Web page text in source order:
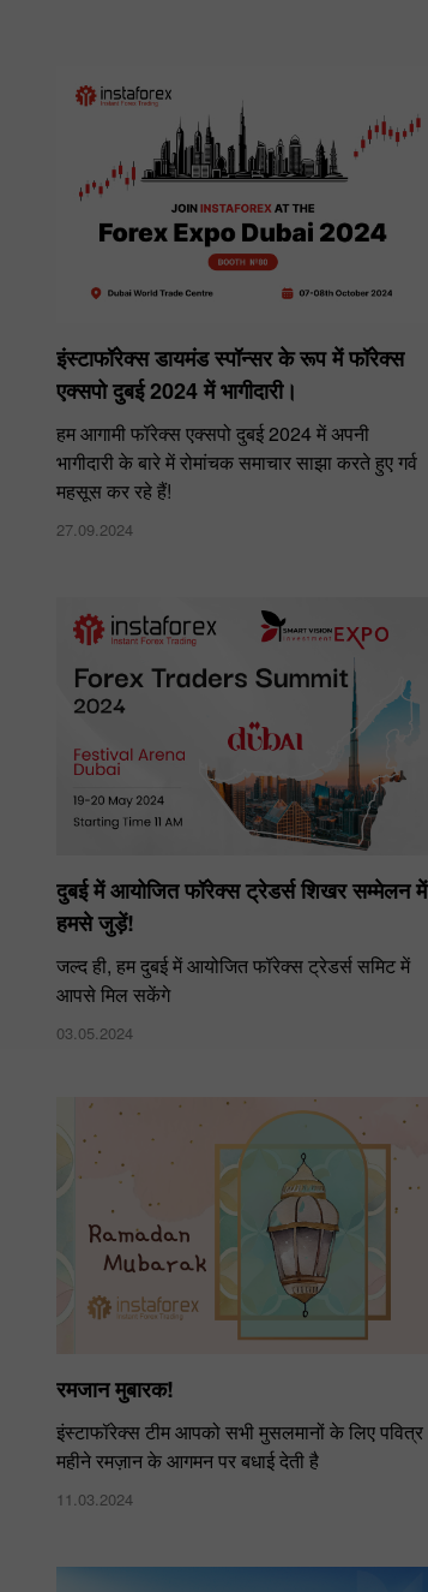
इंस्टाफॉरेक्स डायमंड स्पॉन्सर के रूप में फॉरेक्स
एक्सपो दुबई 2024 में भागीदारी।
हम आगामी फॉरेक्स एक्सपो दुबई 2024 में अपनी
भागीदारी के बारे में रोमांचक समाचार साझा करते हुए गर्व
महसूस कर रहे हैं!
27.09.2024
दुबई में आयोजित फॉरेक्स ट्रेडर्स शिखर सम्मेलन में
हमसे जुड़ें!
जल्द ही, हम दुबई में आयोजित फॉरेक्स ट्रेडर्स समिट में
आपसे मिल सकेंगे
03.05.2024
रमजान मुबारक!
इंस्टाफॉरेक्स टीम आपको सभी मुसलमानों के लिए पवित्र
महीने रमज़ान के आगमन पर बधाई देती है
11.03.2024